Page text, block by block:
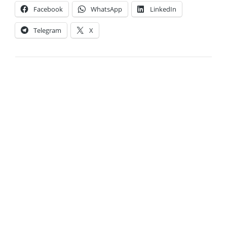
Facebook WhatsApp LinkedIn
Telegram X